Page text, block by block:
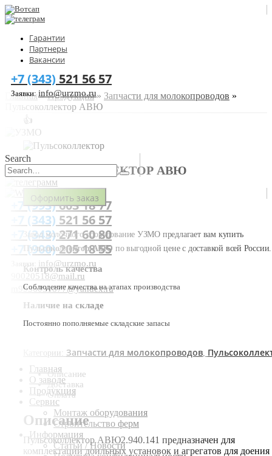
Гарантии
Партнеры
Вакансии
+7 (343) 521 56 57
Заявки:info@urzmo.ru
Search
+7 (993)603 18 77
+7 (343) 521 56 57
+7 (343)271 60 80
+7 (900)205 18 55
Заявки:
info@urzmo.ru
90020518@mail.ru
m9936031877@yandex.ru
Главная
О заводе
Продукция
Сервис
Монтаж оборудования
Строительство ферм
Информация
Статьи / Новости
Главная»Продукция» Запчасти для молокопроводов »
Пульсоколлектор АВЮ
👍
ПУЛЬСОКОЛЛЕКТОР АВЮ
Оформить заказ
Завод молочного оборудование УЗМО предлагает вам купить
Пульсоколлектор АВЮ по выгодной цене с доставкой всей России.
Контроль качества
Соблюдение качества на этапах производства
Наличие на складе
Постоянно пополняемые складские запасы
Категории: Запчасти для молокопроводов
Описание
Доставка
Оплата
Описание
Пульсоколлектор АВЮ2.940.141 предназначен для
комплектации доильных установок и агрегатов для доения